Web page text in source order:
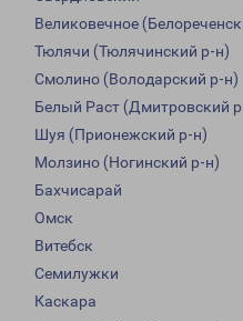
Великовечное
Тюлячи (Тюлячинский р-н)
Смолино (Володарский р-н)
Белый Раст (Дмитровский
Шуя (Прионежский р-н)
Молзино (Ногинский р-н)
Бахчисарай
Омск
Витебск
Семилужки
Каскара